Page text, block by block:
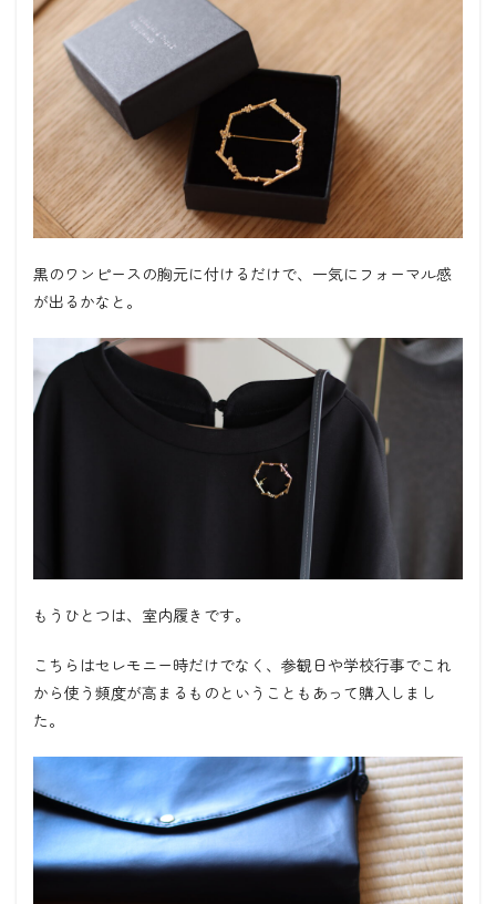
黒のワンピースの胸元に付けるだけで、一気にフォーマル感
が出るかなと。
もうひとつは、室内履きです。
こちらはセレモニー時だけでなく、参観日や学校行事でこれ
から使う頻度が高まるものということもあって購入しまし
た。